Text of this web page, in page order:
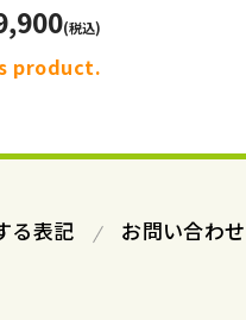
(税込)
product.
る表記 お問い合わせ